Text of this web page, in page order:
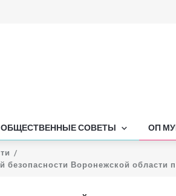
ОБЩЕСТВЕННЫЕ СОВЕТЫ ОП
Воронежской области